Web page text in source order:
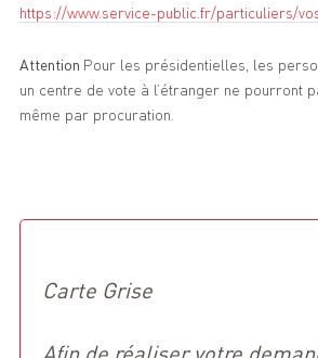
https://www.service-public.fr/particuliers/
Attention Pour les présidentielles, les
un centre de vote à l’étranger ne pourront
même par procuration.
Carte Grise
Afin de réaliser votre